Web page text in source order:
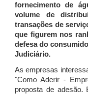
fornecimento de
volume de
transações de
que figurem nos
defesa do
Judiciário.
As empresas
"Como Aderir -
proposta de adesão.